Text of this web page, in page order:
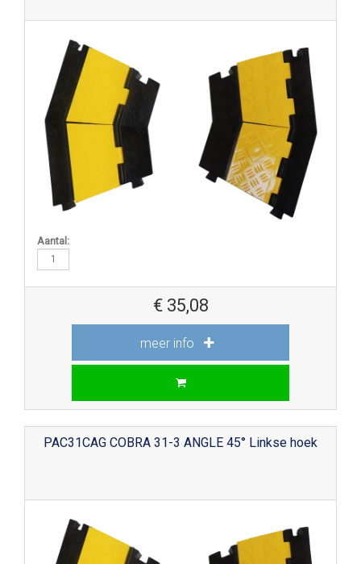
Aantal:
€ 35,08
meer info
PAC31CAG COBRA 31-3 ANGLE 45° Linkse hoek